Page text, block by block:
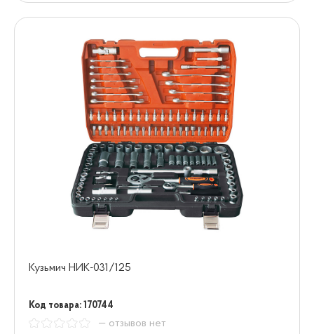
Кузьмич НИК-031/125
Код товара: 170744
— отзывов нет